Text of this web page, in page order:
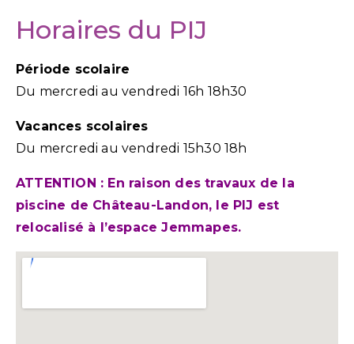
Horaires du PIJ
Période scolaire
Du mercredi au vendredi 16h 18h30
Vacances scolaires
Du mercredi au vendredi 15h30 18h
ATTENTION : En raison des travaux de la
piscine de Château-Landon, le PIJ est
relocalisé à l’espace Jemmapes.